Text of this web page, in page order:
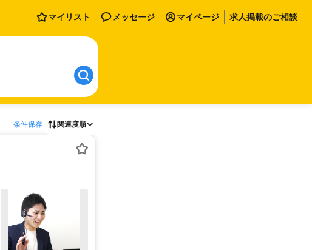
マイリスト メッセージ マイページ 求人掲載のご相談
条件保存 関連度順